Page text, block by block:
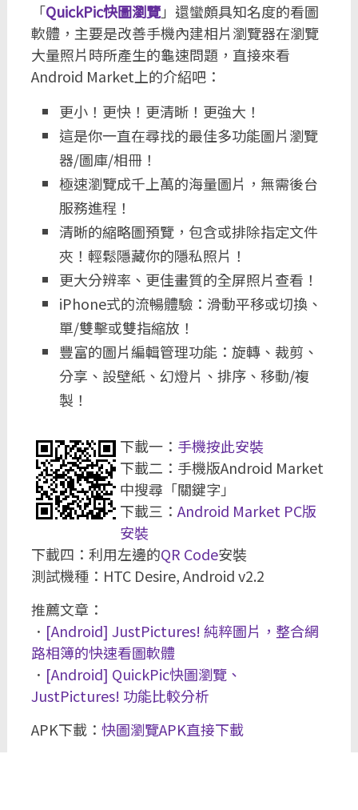
「QuickPic快圖瀏覽」還蠻頗具知名度的看圖
軟體，主要是改善手機內建相片瀏覽器在瀏覽
大量照片時所產生的龜速問題，直接來看
Android Market上的介紹吧：
更小！更快！更清晰！更強大！
這是你一直在尋找的最佳多功能圖片瀏覽
器/圖庫/相冊！
極速瀏覽成千上萬的海量圖片，無需後台
服務進程！
清晰的縮略圖預覽，包含或排除指定文件
夾！輕鬆隱藏你的隱私照片！
更大分辨率、更佳畫質的全屏照片查看！
iPhone式的流暢體驗：滑動平移或切換、
單/雙擊或雙指縮放！
豐富的圖片編輯管理功能：旋轉、裁剪、
分享、設壁紙、幻燈片、排序、移動/複
製！
下載一： 手機按此安裝
下載二：手機版Android Market
中搜尋「關鍵字」
下載三： Android Market PC版
安裝
下載四：利用左邊的QR Code安裝
測試機種：HTC Desire, Android v2.2
推薦文章：
． [Android] JustPictures! 純粹圖片，整合網
路相簿的快速看圖軟體
． [Android] QuickPic快圖瀏覽、
JustPictures! 功能比較分析
APK下載： 快圖瀏覽APK直接下載